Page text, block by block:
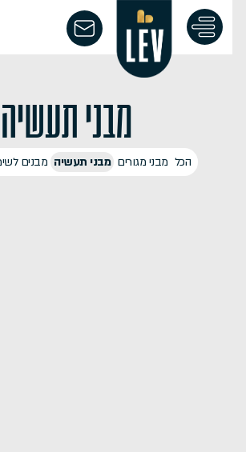
מבני תעשיה
הכל מבני מגורים מבני תעשיה מבנים לשימור